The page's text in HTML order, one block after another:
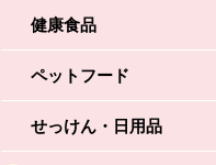
健康食品
ペットフード
せっけん・日用品